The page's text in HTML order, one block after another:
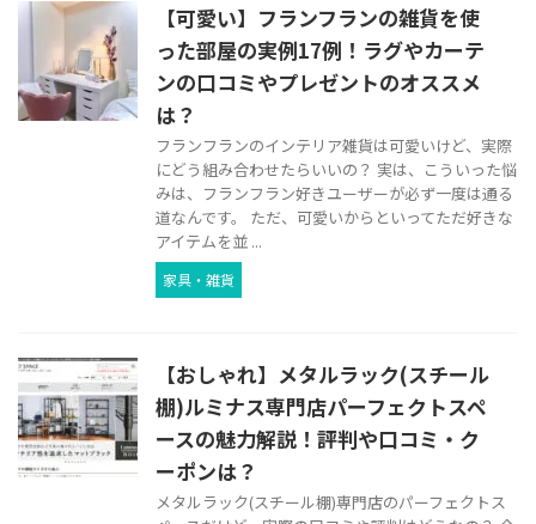
【可愛い】フランフランの雑貨を使
った部屋の実例17例！ラグやカーテ
ンの口コミやプレゼントのオススメ
は？
フランフランのインテリア雑貨は可愛いけど、実際
にどう組み合わせたらいいの？ 実は、こういった悩
みは、フランフラン好きユーザーが必ず一度は通る
道なんです。 ただ、可愛いからといってただ好きな
アイテムを並 ...
家具・雑貨
【おしゃれ】メタルラック(スチール
棚)ルミナス専門店パーフェクトスペ
ースの魅力解説！評判や口コミ・ク
ーポンは？
メタルラック(スチール棚)専門店のパーフェクトス